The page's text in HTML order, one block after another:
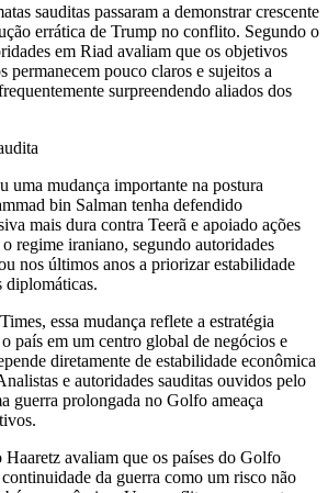
sauditas passaram a demonstrar crescente
errática de Trump no conflito. Segundo o
em Riad avaliam que os objetivos
permanecem pouco claros e sujeitos a
surpreendendo aliados dos
uma mudança importante na postura
bin Salman tenha defendido
mais dura contra Teerã e apoiado ações
regime iraniano, segundo autoridades
nos últimos anos a priorizar estabilidade
diplomáticas.
essa mudança reflete a estratégia
país em um centro global de negócios e
diretamente de estabilidade econômica
e autoridades sauditas ouvidos pelo
guerra prolongada no Golfo ameaça
avaliam que os países do Golfo
da guerra como um risco não